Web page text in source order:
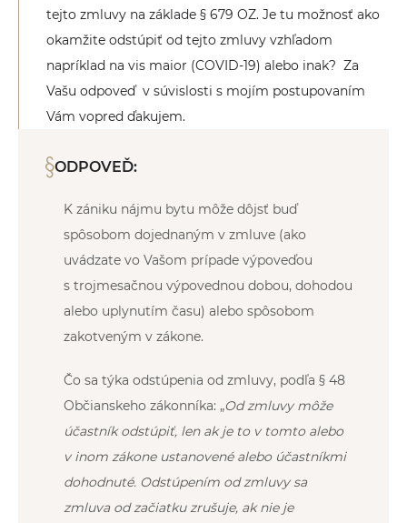
tejto zmluvy na základe § 679 OZ. Je tu možnosť ako
okamžite odstúpiť od tejto zmluvy vzhľadom
napríklad na vis maior (COVID-19) alebo inak? Za
Vašu odpoveď v súvislosti s mojím postupovaním
Vám vopred ďakujem.
ODPOVEĎ:
K zániku nájmu bytu môže dôjsť buď
spôsobom dojednaným v zmluve (ako
uvádzate vo Vašom prípade výpoveďou
s trojmesačnou výpovednou dobou, dohodou
alebo uplynutím času) alebo spôsobom
zakotveným v zákone.
Čo sa týka odstúpenia od zmluvy, podľa § 48
Občianskeho zákonníka: „Od zmluvy môže
účastník odstúpiť, len ak je to v tomto alebo
v inom zákone ustanovené alebo účastníkmi
dohodnuté. Odstúpením od zmluvy sa
zmluva od začiatku zrušuje, ak nie je